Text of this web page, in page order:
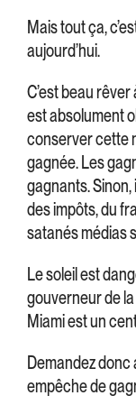
Mais tout ça,
aujourd’hui.
C’est beau
est absolument
conserver cette
gagnée. Les
gagnants.
des impôts, du
satanés médias
Le soleil est
gouverneur de
Miami est un
Demandez donc
empêche de